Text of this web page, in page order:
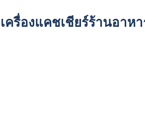
เครื่องแคชเชียร์ร้านอาห